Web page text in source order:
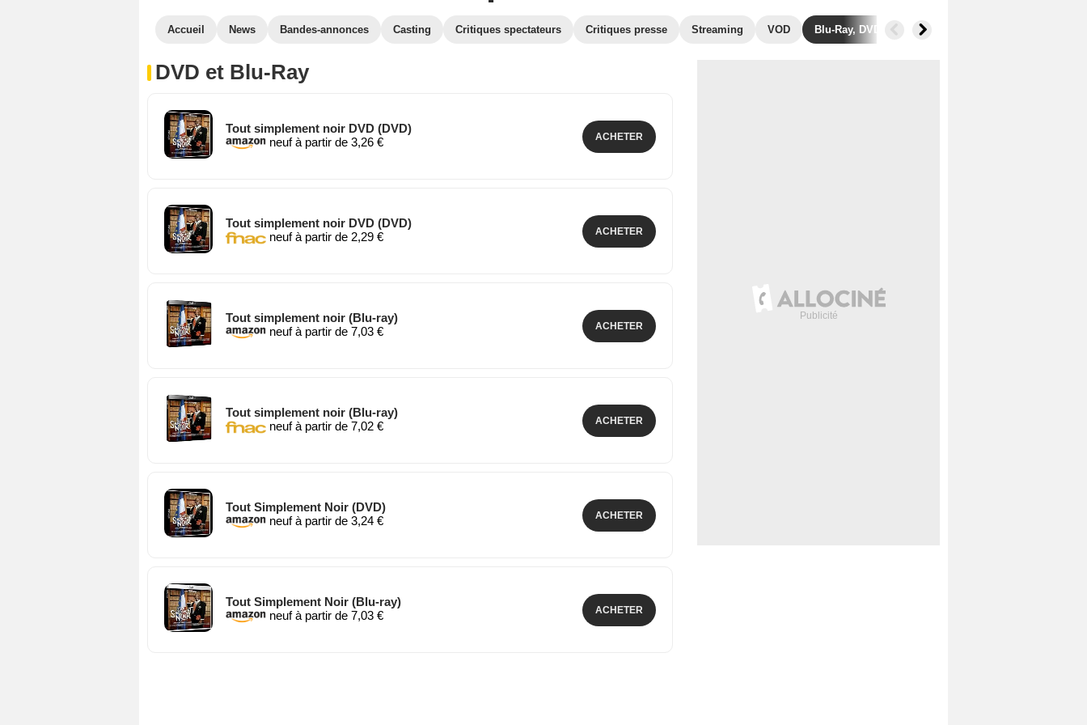
Accueil News Bandes-annonces Casting Critiques spectateurs Critiques presse Streaming VOD Blu-Ray, DVD Photos
DVD et Blu-Ray
Tout simplement noir DVD (DVD)
neuf à partir de 3,26 €
ACHETER
Tout simplement noir DVD (DVD)
neuf à partir de 2,29 €
ACHETER
Tout simplement noir (Blu-ray)
neuf à partir de 7,03 €
ACHETER
Tout simplement noir (Blu-ray)
neuf à partir de 7,02 €
ACHETER
Tout Simplement Noir (DVD)
neuf à partir de 3,24 €
ACHETER
Tout Simplement Noir (Blu-ray)
neuf à partir de 7,03 €
ACHETER